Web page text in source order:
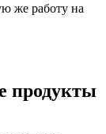
же работу на
продукты